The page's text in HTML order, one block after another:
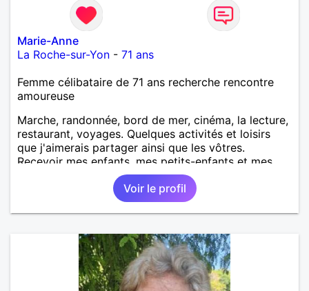
Marie-Anne
La Roche-sur-Yon - 71 ans
Femme célibataire de 71 ans recherche rencontre
amoureuse
Marche, randonnée, bord de mer, cinéma, la lecture,
restaurant, voyages. Quelques activités et loisirs
que j'aimerais partager ainsi que les vôtres.
Recevoir mes enfants, mes petits-enfants et mes
amis. Bénévolat auprès des enfants à l’école, pour le
cinéma indépendant... Se rencontrer, être à l’écoute,
échanger avec une personne de confiance, pour une
vie de partage, de tendresse. Les voyages et où
dehors des sentiers battus me raviraient. Je
m'engage à répondre à votre message. Au plaisir de
Voir le profil